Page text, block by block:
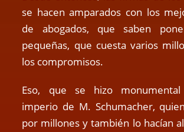
se hacen amparados con los
de abogados, que saben
pequeñas, que cuesta varios
los compromisos.
Eso, que se hizo
imperio de M. Schumacher,
por millones y también lo hacían